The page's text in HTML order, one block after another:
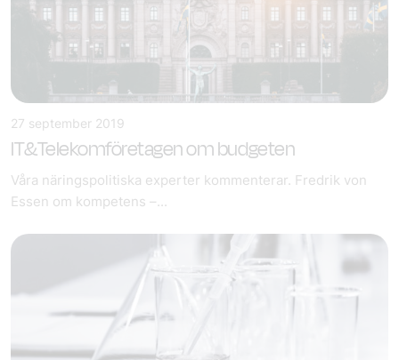
27 september 2019
IT&Telekomföretagen om budgeten
Våra näringspolitiska experter kommenterar. Fredrik von
Essen om kompetens –...